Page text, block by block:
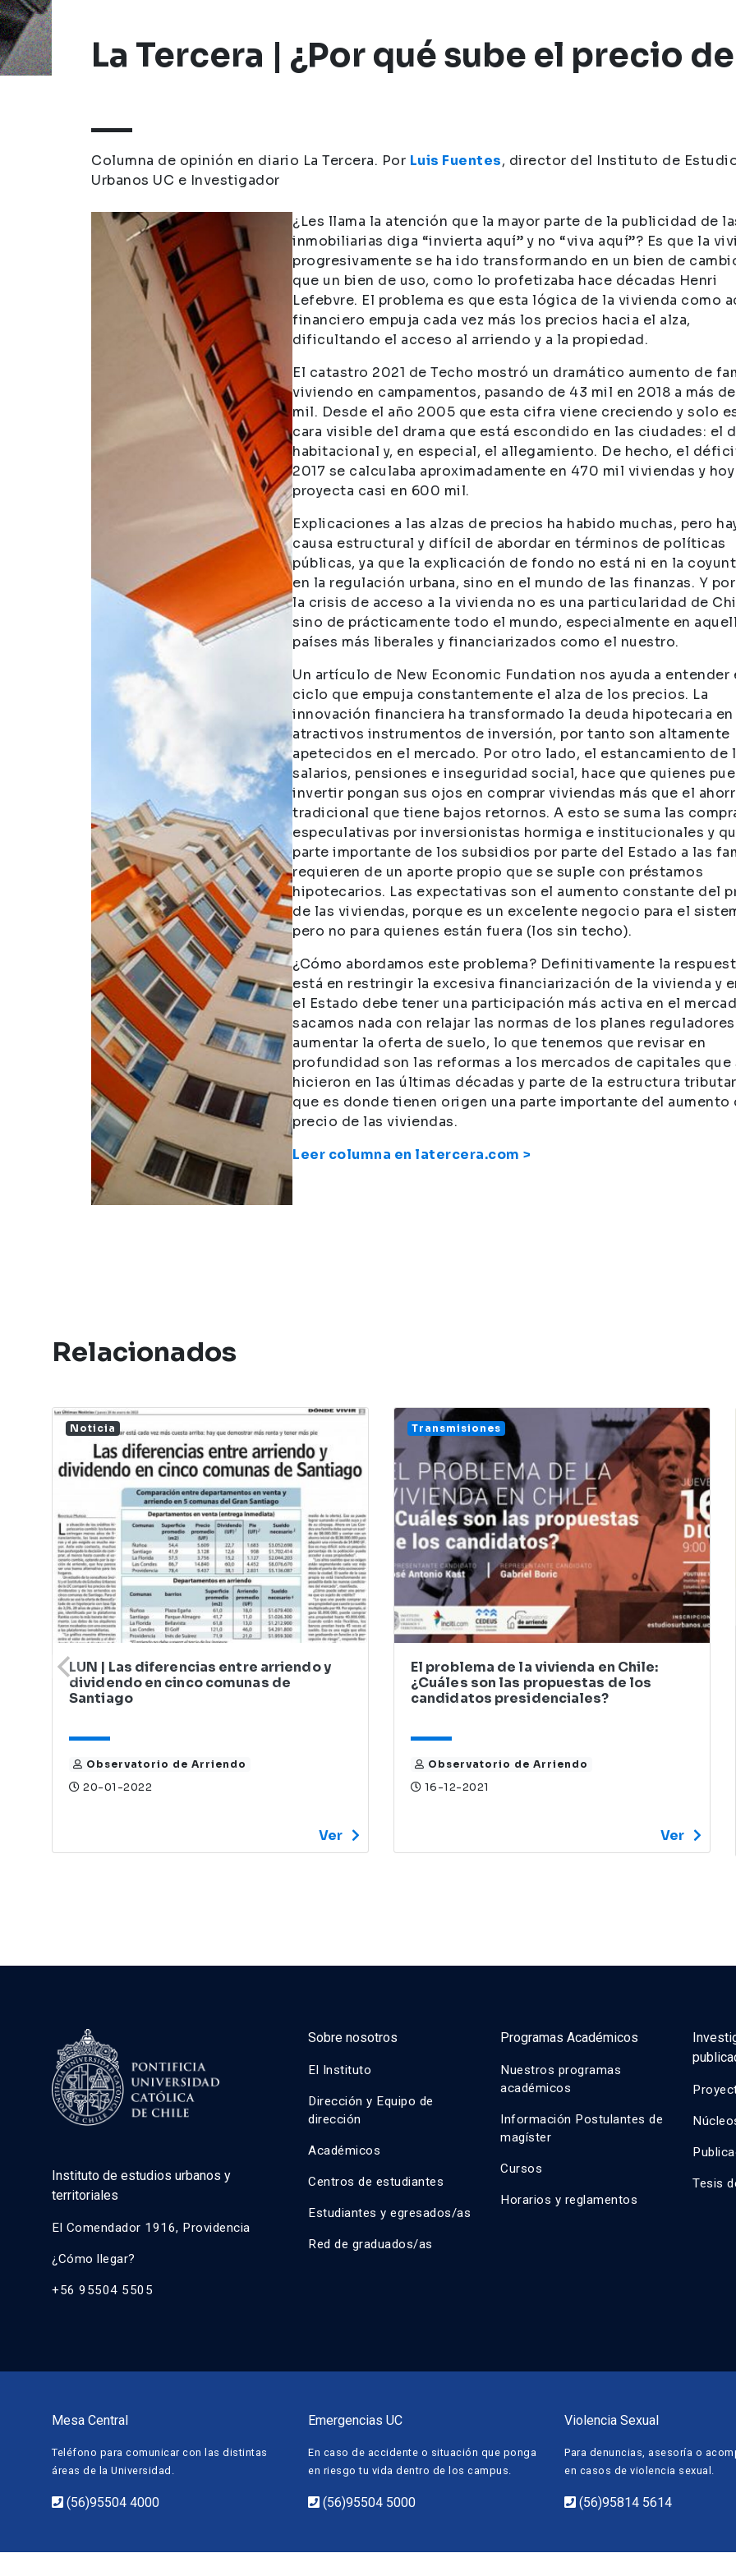
La Tercera | ¿Por qué sube el precio
Columna de opinión en diario La Tercera. Por Luis Fuentes, director del Instituto de
Urbanos UC e Investigador
¿Les llama la atención que la mayor parte de la publicidad de
inmobiliarias diga “invierta aquí” y no “viva aquí”? Es que la
progresivamente se ha ido transformando en un bien de
que un bien de uso, como lo profetizaba hace décadas Henri
Lefebvre. El problema es que esta lógica de la vivienda como
financiero empuja cada vez más los precios hacia el alza,
dificultando el acceso al arriendo y a la propiedad.
El catastro 2021 de Techo mostró un dramático aumento de
viviendo en campamentos, pasando de 43 mil en 2018 a más de
mil. Desde el año 2005 que esta cifra viene creciendo y solo
cara visible del drama que está escondido en las ciudades: el
habitacional y, en especial, el allegamiento. De hecho, el
2017 se calculaba aproximadamente en 470 mil viviendas y
proyecta casi en 600 mil.
Explicaciones a las alzas de precios ha habido muchas, pero
causa estructural y difícil de abordar en términos de políticas
públicas, ya que la explicación de fondo no está ni en la
en la regulación urbana, sino en el mundo de las finanzas. Y
la crisis de acceso a la vivienda no es una particularidad de
sino de prácticamente todo el mundo, especialmente en
países más liberales y financiarizados como el nuestro.
Un artículo de New Economic Fundation nos ayuda a entender
ciclo que empuja constantemente el alza de los precios. La
innovación financiera ha transformado la deuda hipotecaria en
atractivos instrumentos de inversión, por tanto son altamente
apetecidos en el mercado. Por otro lado, el estancamiento de
salarios, pensiones e inseguridad social, hace que quienes
invertir pongan sus ojos en comprar viviendas más que el
tradicional que tiene bajos retornos. A esto se suma las
especulativas por inversionistas hormiga e institucionales y
parte importante de los subsidios por parte del Estado a las
requieren de un aporte propio que se suple con préstamos
hipotecarios. Las expectativas son el aumento constante del
de las viviendas, porque es un excelente negocio para el
pero no para quienes están fuera (los sin techo).
¿Cómo abordamos este problema? Definitivamente la
está en restringir la excesiva financiarización de la vivienda y
el Estado debe tener una participación más activa en el
sacamos nada con relajar las normas de los planes reguladores
aumentar la oferta de suelo, lo que tenemos que revisar en
profundidad son las reformas a los mercados de capitales que
hicieron en las últimas décadas y parte de la estructura
que es donde tienen origen una parte importante del aumento
precio de las viviendas.
Leer columna en latercera.com >
Relacionados
Noticia
LUN | Las diferencias entre arriendo y
dividendo en cinco comunas de
Santiago
Observatorio de Arriendo
20-01-2022
Ver
Transmisiones
El problema de la vivienda en Chile:
¿Cuáles son las propuestas de los
candidatos presidenciales?
Observatorio de Arriendo
16-12-2021
Ver
Instituto de estudios urbanos y
territoriales
El Comendador 1916, Providencia
¿Cómo llegar?
+56 95504 5505
Sobre nosotros
El Instituto
Dirección y Equipo de
dirección
Académicos
Centros de estudiantes
Estudiantes y egresados/as
Red de graduados/as
Programas Académicos
Nuestros programas
académicos
Información Postulantes de
magíster
Cursos
Horarios y reglamentos
Tesis
Mesa Central
Teléfono para comunicar con las distintas
áreas de la Universidad.
(56)95504 4000
Emergencias UC
En caso de accidente o situación que ponga
en riesgo tu vida dentro de los campus.
(56)95504 5000
Violencia Sexual
Para denuncias, asesoría o
en casos de violencia sexual.
(56)95814 5614